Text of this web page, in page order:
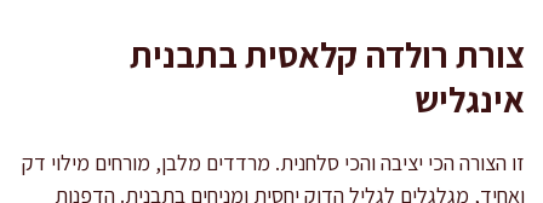
צורת רולדה קלאסית בתבנית
אינגליש
זו הצורה הכי יציבה והכי סלחנית. מרדדים מלבן, מורחים מילוי דק
ואחיד, מגלגלים לגליל הדוק יחסית ומניחים בתבנית. הדפנות